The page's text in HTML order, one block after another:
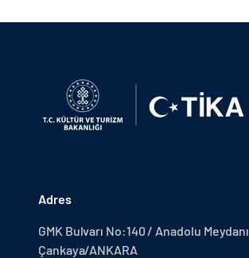
Adres
GMK Bulvarı No:140 / Anadolu Meydanı
Çankaya/ANKARA